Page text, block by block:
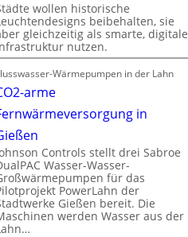
wollen historische
beibehalten, sie
gleichzeitig als smarte, digitale
nutzen.
Wärmepumpen in der Lahn
arme
in
Controls stellt drei Sabroe
Wasser-Wasser-
für das
PowerLahn der
Gießen bereit. Die
werden Wasser aus der